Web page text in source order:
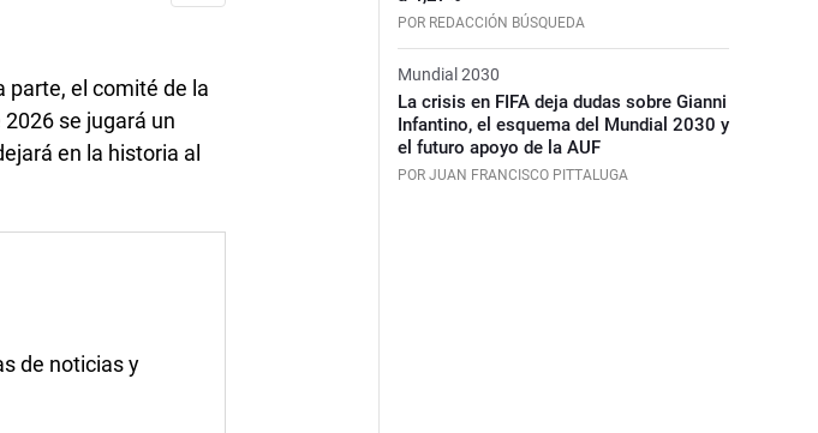
parte, el comité de la
se jugará un
en la historia al
de noticias y
POR REDACCIÓN BÚSQUEDA
Mundial 2030
La crisis en FIFA deja dudas sobre Gianni
Infantino, el esquema del Mundial 2030 y
el futuro apoyo de la AUF
POR JUAN FRANCISCO PITTALUGA